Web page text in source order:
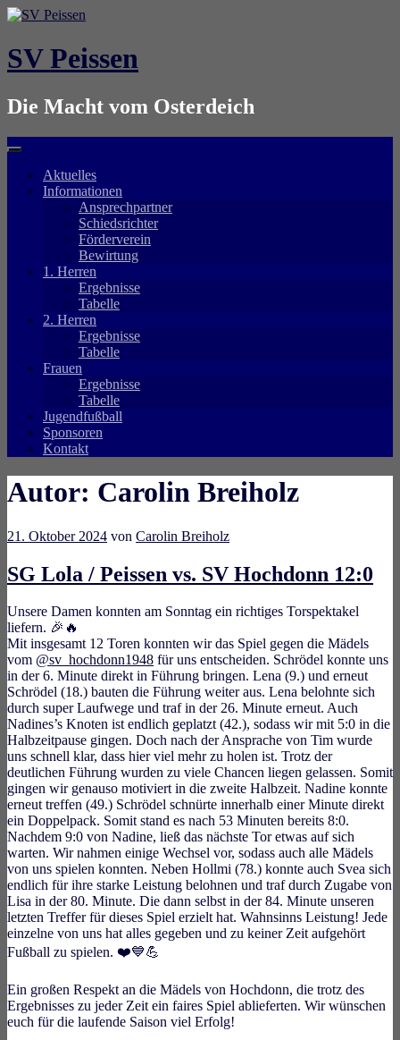
Springe
Inhalt
SV Peissen
Die Macht vom Osterdeich
Aktuelles
Informationen
Ansprechpartner
Schiedsrichter
Förderverein
Bewirtung
1. Herren
Ergebnisse
Tabelle
2. Herren
Ergebnisse
Tabelle
Frauen
Ergebnisse
Tabelle
Jugendfußball
Sponsoren
Kontakt
Autor: Carolin Breiholz
21. Oktober 2024 von Carolin Breiholz
SG Lola / Peissen vs. SV Hochdonn 12:0
Unsere Damen konnten am Sonntag ein richtiges Torspektakel
liefern. 🎉🔥
Mit insgesamt 12 Toren konnten wir das Spiel gegen die Mädels
vom @sv_hochdonn1948 für uns entscheiden. Schrödel konnte uns
in der 6. Minute direkt in Führung bringen. Lena (9.) und erneut
Schrödel (18.) bauten die Führung weiter aus. Lena belohnte sich
durch super Laufwege und traf in der 26. Minute erneut. Auch
Nadines’s Knoten ist endlich geplatzt (42.), sodass wir mit 5:0 in die
Halbzeitpause gingen. Doch nach der Ansprache von Tim wurde
uns schnell klar, dass hier viel mehr zu holen ist. Trotz der
deutlichen Führung wurden zu viele Chancen liegen gelassen. Somit
gingen wir genauso motiviert in die zweite Halbzeit. Nadine konnte
erneut treffen (49.) Schrödel schnürte innerhalb einer Minute direkt
ein Doppelpack. Somit stand es nach 53 Minuten bereits 8:0.
Nachdem 9:0 von Nadine, ließ das nächste Tor etwas auf sich
warten. Wir nahmen einige Wechsel vor, sodass auch alle Mädels
von uns spielen konnten. Neben Hollmi (78.) konnte auch Svea sich
endlich für ihre starke Leistung belohnen und traf durch Zugabe von
Lisa in der 80. Minute. Die dann selbst in der 84. Minute unseren
letzten Treffer für dieses Spiel erzielt hat. Wahnsinns Leistung! Jede
einzelne von uns hat alles gegeben und zu keiner Zeit aufgehört
Fußball zu spielen. ❤️💙💪
Ein großen Respekt an die Mädels von Hochdonn, die trotz des
Ergebnisses zu jeder Zeit ein faires Spiel ablieferten. Wir wünschen
euch für die laufende Saison viel Erfolg!